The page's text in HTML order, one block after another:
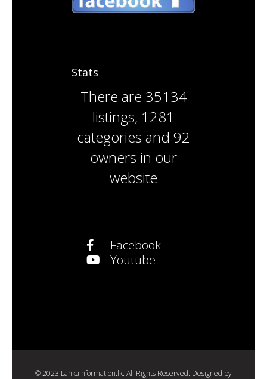
Stats
There are 35134
listings, 1281
categories and 92
owners in our
website
Facebook
Youtube
© 2023 Lankainformation.lk. All Rights Reserved. Designed by